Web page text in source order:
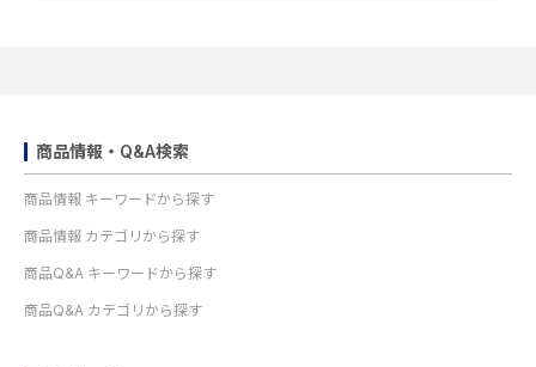
商品情報・Q&A検索
商品情報 キーワードから探す
商品情報 カテゴリから探す
商品Q&A キーワードから探す
商品Q&A カテゴリから探す